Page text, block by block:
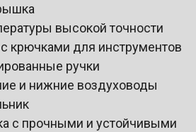
высокой точности
крючками для инструментов
ручки
и нижние воздуховоды
с прочными и устойчивыми